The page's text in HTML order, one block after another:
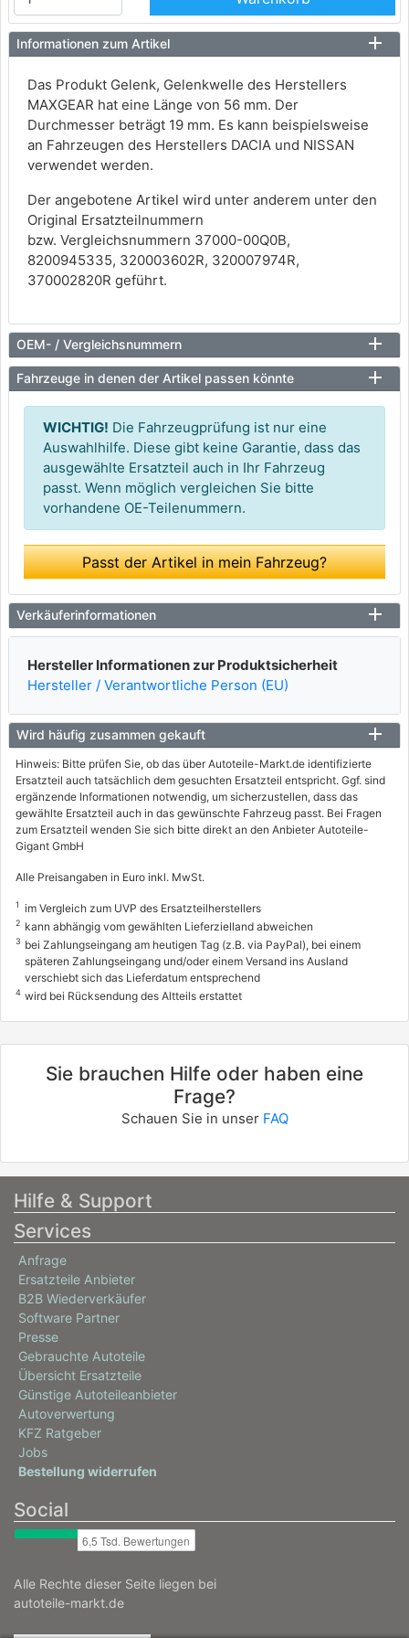
Informationen zum Artikel
Das Produkt Gelenk, Gelenkwelle des Herstellers
MAXGEAR hat eine Länge von 56 mm. Der
Durchmesser beträgt 19 mm. Es kann beispielsweise
an Fahrzeugen des Herstellers DACIA und NISSAN
verwendet werden.
Der angebotene Artikel wird unter anderem unter den
Original Ersatzteilnummern
bzw. Vergleichsnummern 37000-00Q0B,
8200945335, 320003602R, 320007974R,
370002820R geführt.
OEM- / Vergleichsnummern
Fahrzeuge in denen der Artikel passen könnte
WICHTIG! Die Fahrzeugprüfung ist nur eine
Auswahlhilfe. Diese gibt keine Garantie, dass das
ausgewählte Ersatzteil auch in Ihr Fahrzeug
passt. Wenn möglich vergleichen Sie bitte
vorhandene OE-Teilenummern.
Passt der Artikel in mein Fahrzeug?
Verkäuferinformationen
Hersteller Informationen zur Produktsicherheit
Hersteller / Verantwortliche Person (EU)
Wird häufig zusammen gekauft
Hinweis: Bitte prüfen Sie, ob das über Autoteile-Markt.de identifizierte
Ersatzteil auch tatsächlich dem gesuchten Ersatzteil entspricht. Ggf. sind
ergänzende Informationen notwendig, um sicherzustellen, dass das
gewählte Ersatzteil auch in das gewünschte Fahrzeug passt. Bei Fragen
zum Ersatzteil wenden Sie sich bitte direkt an den Anbieter Autoteile-
Gigant GmbH
Alle Preisangaben in Euro inkl. MwSt.
1 im Vergleich zum UVP des Ersatzteilherstellers
2 kann abhängig vom gewählten Lieferzielland abweichen
3 bei Zahlungseingang am heutigen Tag (z.B. via PayPal), bei einem
späteren Zahlungseingang und/oder einem Versand ins Ausland
verschiebt sich das Lieferdatum entsprechend
4 wird bei Rücksendung des Altteils erstattet
Sie brauchen Hilfe oder haben eine
Frage?
Schauen Sie in unser FAQ
Hilfe & Support
Services
Anfrage
Ersatzteile Anbieter
B2B Wiederverkäufer
Software Partner
Presse
Gebrauchte Autoteile
Übersicht Ersatzteile
Günstige Autoteileanbieter
Autoverwertung
KFZ Ratgeber
Jobs
Bestellung widerrufen
Social
Alle Rechte dieser Seite liegen bei
autoteile-markt.de